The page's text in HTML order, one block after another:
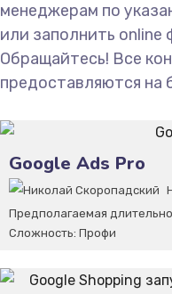
менеджерам по
или заполнить online
Обращайтесь! Все
предоставляются на
Google Ads Pro
Предполагаемая
Сложность: Профи